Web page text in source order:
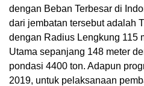
dengan Beban Terbesar di
dari jembatan tersebut adalah
dengan Radius Lengkung 115
Utama sepanjang 148 meter
pondasi 4400 ton. Adapun
2019, untuk pelaksanaan